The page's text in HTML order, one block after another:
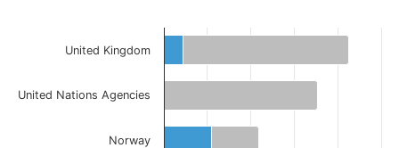
United Kingdom
United Nations Agencies
Norway